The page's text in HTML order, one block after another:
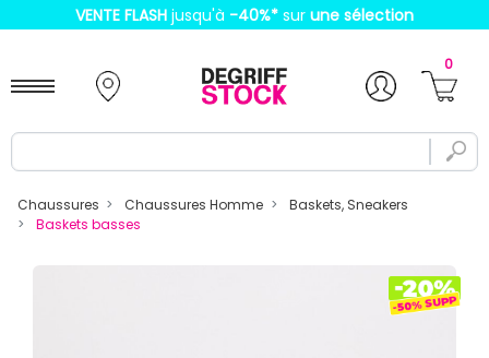
VENTE FLASH jusqu'à -40%* sur une sélection
0
Chaussures Chaussures Homme
Baskets, Sneakers
Baskets basses